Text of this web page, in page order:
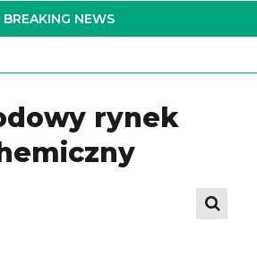
BREAKING NEWS
rynek